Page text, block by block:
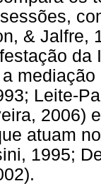
& Jalfre,
Leite-
2006)
atuam
1995;